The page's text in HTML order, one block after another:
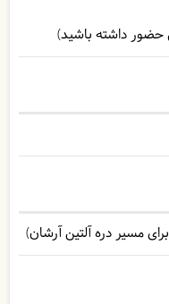
داشته باشید)
مسیر دره آلتین آرشان)